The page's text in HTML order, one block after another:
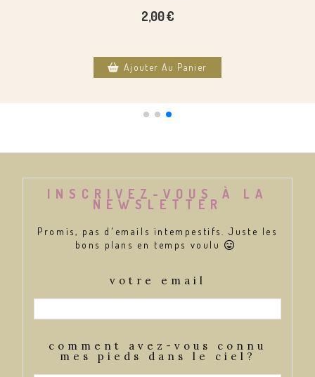
INSCRIVEZ-VOUS À LA
NEWSLETTER
Promis, pas d'emails intempestifs. Juste les
bons plans en temps voulu
votre email
comment avez-vous connu
mes pieds dans le ciel?